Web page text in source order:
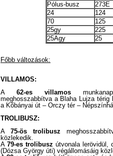
Pólus-busz
273E
24
124
70
125
25gy
225
25Agy
25
Főbb változások:
VILLAMOS:
A 62-es villamos
meghosszabbítva a Blaha Lujza
a Kőbányai út – Orczy tér –
TROLIBUSZ:
A 75-ös trolibusz
közlekedik.
A 79-es trolibusz útvonala lerövidül,
(Dózsa György úti) végállomásáig